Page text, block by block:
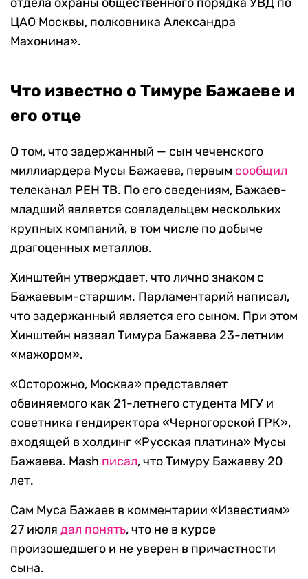
ЦАО Москвы, полковника Александра
Махонина».
Что известно о Тимуре Бажаеве и
его отце
О том, что задержанный — сын чеченского
миллиардера Мусы Бажаева, первым сообщил
телеканал РЕН ТВ. По его сведениям, Бажаев-
младший является совладельцем нескольких
крупных компаний, в том числе по добыче
драгоценных металлов.
Хинштейн утверждает, что лично знаком с
Бажаевым-старшим. Парламентарий написал,
что задержанный является его сыном. При этом
Хинштейн назвал Тимура Бажаева 23-летним
«мажором».
«Осторожно, Москва» представляет
обвиняемого как 21-летнего студента МГУ и
советника гендиректора «Черногорской ГРК»,
входящей в холдинг «Русская платина» Мусы
Бажаева. Mash писал, что Тимуру Бажаеву 20
лет.
Сам Муса Бажаев в комментарии «Известиям»
27 июля дал понять, что не в курсе
произошедшего и не уверен в причастности
сына.